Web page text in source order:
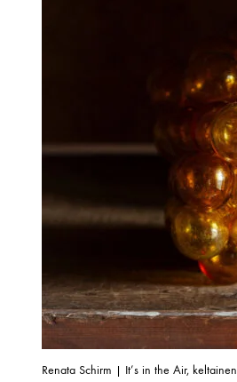
Renata Schirm | It’s in the Air, keltainen